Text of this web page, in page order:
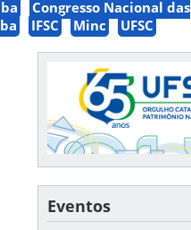
Congresso Nacional das
IFSC Minc UFSC
Eventos